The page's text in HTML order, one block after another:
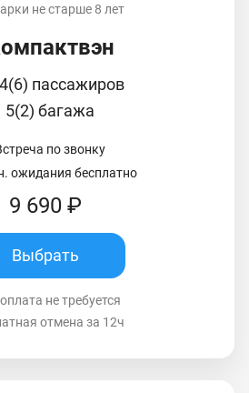
не старше 8 лет
пассажиров
5(2) багажа
по звонку
ожидания бесплатно
9 690 ₽
Выбрать
не требуется
отмена за 12ч